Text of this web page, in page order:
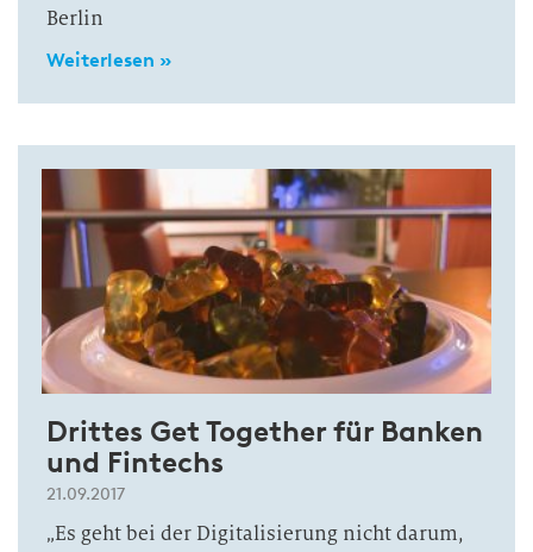
Berlin
Weiterlesen »
Drittes Get Together für Banken
und Fintechs
21.09.2017
„Es geht bei der Digitalisierung nicht darum,